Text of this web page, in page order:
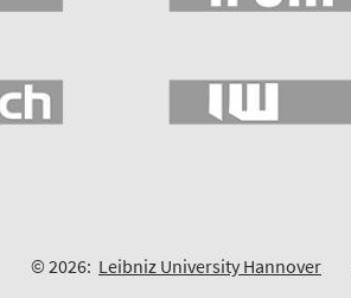
© 2026: Leibniz University Hannover